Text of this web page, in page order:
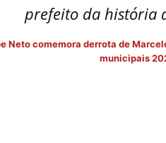
prefeito da história
Neto comemora derrota de
municipais